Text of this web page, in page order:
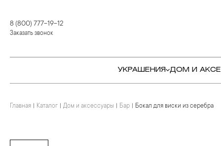
8 (800) 777-19-12
Заказать звонок
УКРАШЕНИЯ
КОЛЬЦА
ДОМ И
СТОЛОВЫЕ ПРИБОРЫ
КОЛЬЦА
Главная Каталог Дом и аксессуары Бар Бокал для виски из серебра